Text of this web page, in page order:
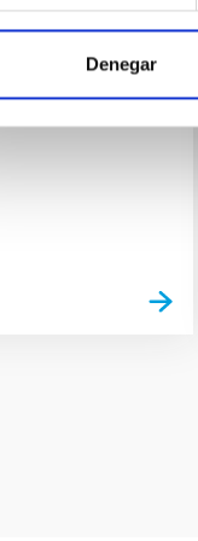
Denegar
GTC
del
de
S.A.,